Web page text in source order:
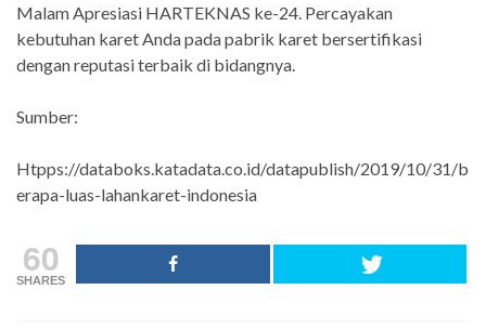
Malam Apresiasi HARTEKNAS ke-24. Percayakan
kebutuhan karet Anda pada pabrik karet bersertifikasi
dengan reputasi terbaik di bidangnya.
Sumber:
Htpps://databoks.katadata.co.id/datapublish/2019/10/31/b
erapa-luas-lahankaret-indonesia
60
SHARES